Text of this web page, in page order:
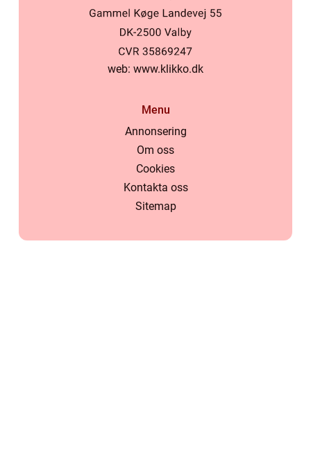
web: www.klikko.dk
Menu
Annonsering
Om oss
Cookies
Kontakta oss
Sitemap